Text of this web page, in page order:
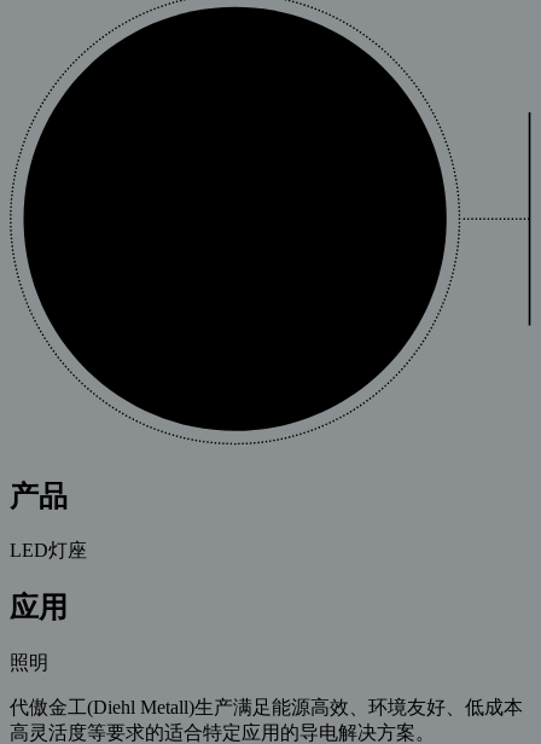
产品
LED灯座
应用
照明
代傲金工(Diehl Metall)生产满足能源高效、环境友好、低成本
高灵活度等要求的适合特定应用的导电解决方案。